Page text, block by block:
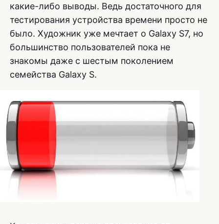
какие-либо выводы. Ведь достаточного для
тестирования устройства времени просто не
было. Художник уже мечтает о Galaxy S7, но
большинство пользователей пока не
знакомы даже с шестым поколением
семейства Galaxy S.